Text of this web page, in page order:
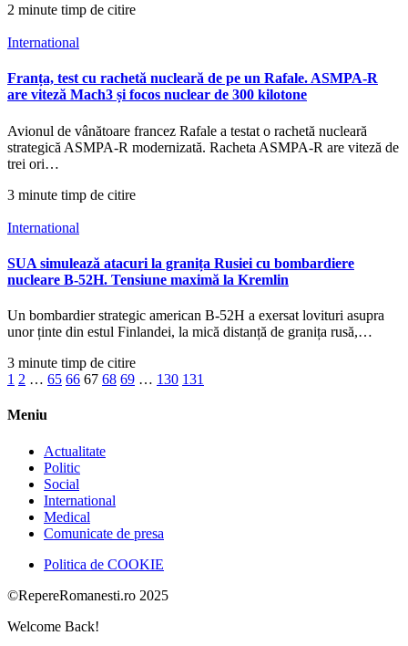
2 minute timp de citire
International
Franța, test cu rachetă nucleară de pe un Rafale. ASMPA-R
are viteză Mach3 și focos nuclear de 300 kilotone
Avionul de vânătoare francez Rafale a testat o rachetă nucleară
strategică ASMPA-R modernizată. Racheta ASMPA-R are viteză de
trei ori…
3 minute timp de citire
International
SUA simulează atacuri la granița Rusiei cu bombardiere
nucleare B-52H. Tensiune maximă la Kremlin
Un bombardier strategic american B-52H a exersat lovituri asupra
unor ținte din estul Finlandei, la mică distanță de granița rusă,…
3 minute timp de citire
1 2 … 65 66 67 68 69 … 130 131
Meniu
Actualitate
Politic
Social
International
Medical
Comunicate de presa
Politica de COOKIE
©RepereRomanesti.ro 2025
Welcome Back!